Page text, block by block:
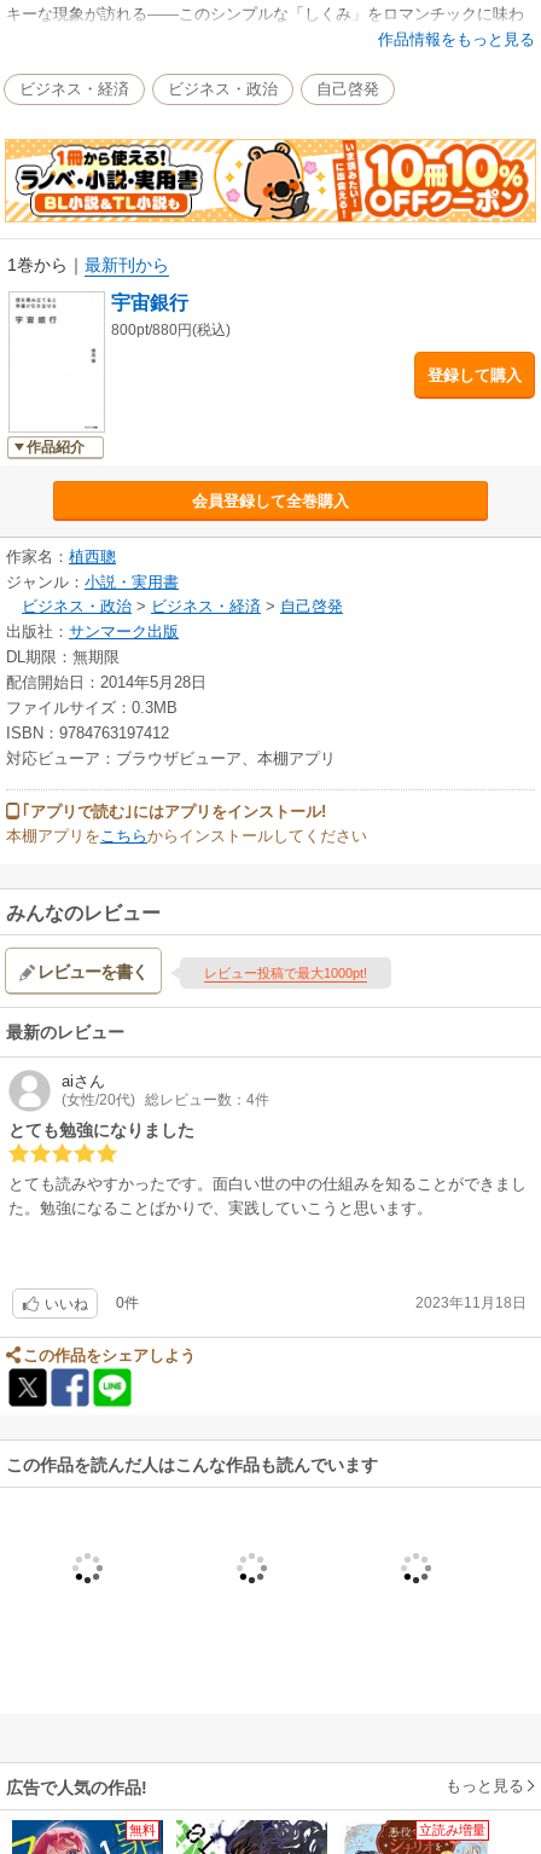
キーな現象が訪れる――このシンプルな「しくみ」をロマンチックに味わ
ってみませんか。本書は誰でも身近に始められる徳の預金方法を、初級・
を見つめています。
作品情報をもっと見る
ビジネス・経済 ビジネス・政治 自己啓発
1巻から ｜ 最新刊から
作品紹介
宇宙銀行
800pt/880円(税込)
登録して購入
会員登録して全巻購入
作家名： 植西聰
ジャンル： 小説・実用書
ビジネス・政治 > ビジネス・経済 > 自己啓発
出版社： サンマーク出版
DL期限：無期限
配信開始日：2014年5月28日
ファイルサイズ：0.3MB
ISBN：9784763197412
対応ビューア：ブラウザビューア、本棚アプリ
｢アプリで読む｣にはアプリをインストール!
本棚アプリを こちらからインストールしてください
みんなのレビュー
レビューを書く レビュー投稿で最大1000pt!
最新のレビュー
aiさん
(女性/20代) 総レビュー数：4件
とても勉強になりました
とても読みやすかったです。面白い世の中の仕組みを知ることができまし
た。勉強になることばかりで、実践していこうと思います。
いいね 0件 2023年11月18日
この作品をシェアしよう
この作品を読んだ人はこんな作品も読んでいます
広告で人気の作品! もっと見る
無料 立読み増量